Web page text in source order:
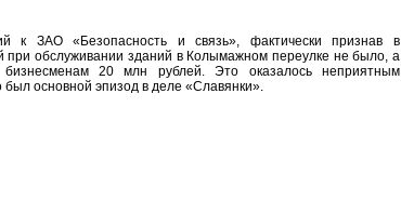
к ЗАО «Безопасность и связь», фактически признав в
обслуживании зданий в Колымажном переулке не было, а
20 млн рублей. Это оказалось неприятным
был основной эпизод в деле «Славянки».